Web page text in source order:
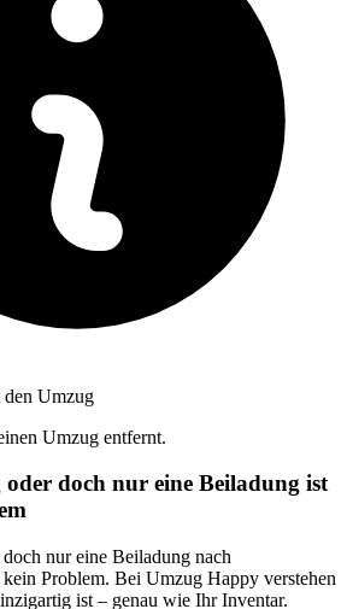
den Umzug
Umzug entfernt.
doch nur eine Beiladung ist
nur eine Beiladung nach
Problem. Bei Umzug Happy verstehen
ist – genau wie Ihr Inventar.